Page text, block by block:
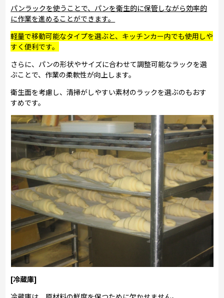
パンラックを使うことで、パンを衛生的に保管しながら効率的
に作業を進めることができます。
軽量で移動可能なタイプを選ぶと、キッチンカー内でも使用しや
すく便利です。
さらに、パンの形状やサイズに合わせて調整可能なラックを選
ぶことで、作業の柔軟性が向上します。
衛生面を考慮し、清掃がしやすい素材のラックを選ぶのもおす
すめです。
[冷蔵庫]